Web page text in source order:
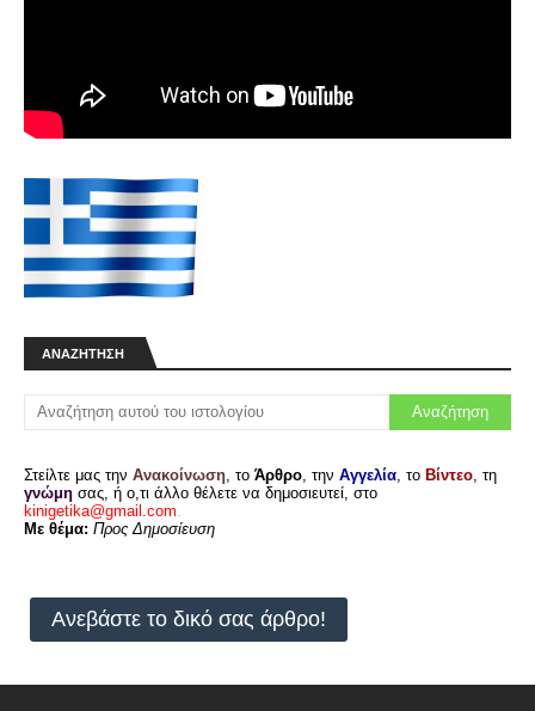
ΑΝΑΖΉΤΗΣΗ
Στείλτε μας την Ανακοίνωση , το Άρθρο , την Αγγελία , το Βίντεο , τη
γνώμη σας, ή ο,τι άλλο θέλετε να δημοσιευτεί, στο
kinigetika@gmail.com
Με θέμα: Προς Δημοσίευση
Ανεβάστε το δικό σας άρθρο!